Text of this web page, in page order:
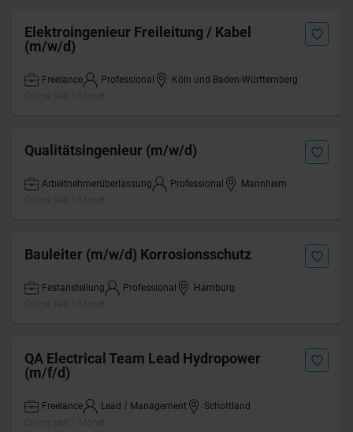
Elektroingenieur Freileitung / Kabel
(m/w/d)
Freelance Professional
Köln und Baden-Württemberg
Qualitätsingenieur (m/w/d)
Arbeitnehmerüberlassung Professional
Mannheim
Bauleiter (m/w/d) Korrosionsschutz
Festanstellung Professional
Hamburg
QA Electrical Team Lead Hydropower
(m/f/d)
Freelance Lead / Management
Schottland